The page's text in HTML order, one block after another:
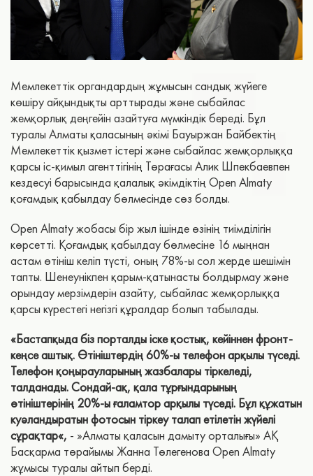
Мемлекеттік органдардың жұмысын сандық жүйеге
көшіру айқындықты арттырады және сыбайлас
жемқорлық деңгейін азайтуға мүмкіндік береді. Бұл
туралы Алматы қаласының әкімі Бауыржан Байбектің
Мемлекеттік қызмет істері және сыбайлас жемқорлыққа
қарсы іс-қимыл агенттігінің Төрағасы Алик Шпекбаевпен
кездесуі барысында қалалық әкімдіктің Open Almaty
қоғамдық қабылдау бөлмесінде сөз болды.
Open Almaty жобасы бір жыл ішінде өзінің тиімділігін
көрсетті. Қоғамдық қабылдау бөлмесіне 16 мыңнан
астам өтініш келіп түсті, оның 78%-ы сол жерде шешімін
тапты. Шенеунікпен қарым-қатынасты болдырмау және
орындау мерзімдерін азайту, сыбайлас жемқорлыққа
қарсы күрестегі негізгі құралдар болып табылады.
«Бастапқыда біз порталды іске қостық, кейіннен фронт-
кеңсе аштық. Өтініштердің 60%-ы телефон арқылы түседі.
Телефон қоңырауларының жазбалары тіркеледі,
талданады. Сондай-ақ, қала тұрғындарының
өтініштерінің 20%-ы ғаламтор арқылы түседі. Бұл құжатын
куәландыратын фотосын тіркеу талап етілетін жүйелі
сұрақтар«, - »Алматы қаласын дамыту орталығы» АҚ
Басқарма төрайымы Жанна Төлегенова Open Almaty
жұмысы туралы айтып берді.